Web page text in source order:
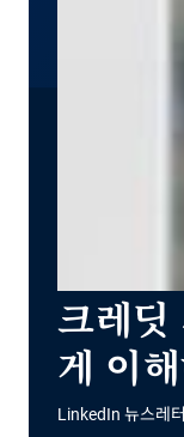
크레딧
게 이
LinkedIn 뉴스레